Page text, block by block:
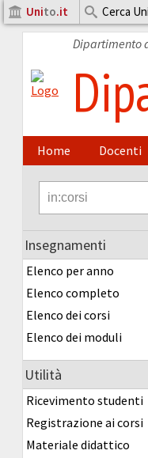
Unito.it Cerca
Dipartimento
Home Docenti
Insegnamenti
Elenco per anno
Elenco completo
Elenco dei corsi
Elenco dei moduli
Utilità
Ricevimento studenti
Registrazione ai corsi
Materiale didattico